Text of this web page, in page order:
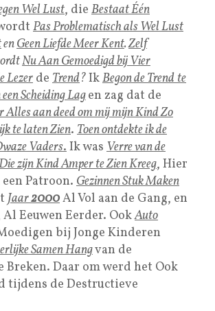
Wel Lust, die Bestaat Één
Pas Problematisch als Wel Lust
enGeen Liefde Meer Kent.Zelf
Nu Aan Gemoedigd bij Vier
Lezer de Trend?IkBegon de Trendte
Scheiding Lagen zag dat de
Alles aan deed om mij mijn Kind Zo
te laten Zien. Toen ontdekte ik de
Vaders.Ik was Verre van de
zijn Kind Amper te Zien Kreeg, Hier
Patroon. Gezinnen Stuk Maken
Jaar2000Al Vol aan de Gang, en
Eeuwen Eerder. OokAuto
bij Jonge Kinderen
Samen Hangvan de
Breken. Daar om werd het Ook
tijdens de Destructieve